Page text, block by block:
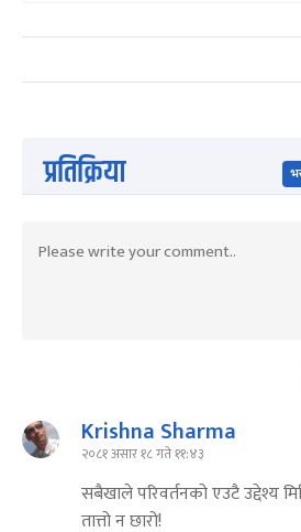
प्रतिक्रिया
Krishna Sharma
२०८१ असार १८ गते ११:४३
सबैखाले परिवर्तनको एउटै उद्देश्य
तात्तो न छारो!